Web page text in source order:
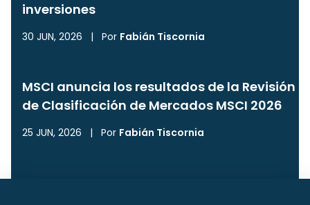
inversiones
30 JUN, 2026 | Por Fabián Tiscornia
MSCI anuncia los resultados de la Revisión
de Clasificación de Mercados MSCI 2026
25 JUN, 2026 | Por Fabián Tiscornia